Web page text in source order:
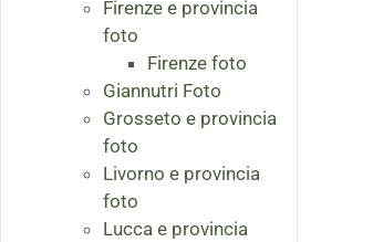
Firenze e provincia
foto
Firenze foto
Giannutri Foto
Grosseto e provincia
foto
Livorno e provincia
foto
Lucca e provincia